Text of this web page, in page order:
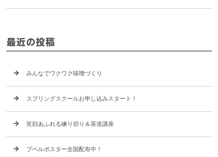
最近の投稿
みんなでワクワク味噌づくり
スプリングスクールお申し込みスタート！
笑顔あふれる練り切り＆茶道講座
プペルポスター全国配布中！